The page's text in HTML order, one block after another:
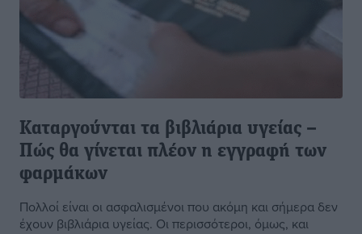
Καταργούνται τα βιβλιάρια υγείας –
Πώς θα γίνεται πλέον η εγγραφή των
φαρμάκων
Πολλοί είναι οι ασφαλισμένοι που ακόμη και σήμερα δεν
έχουν βιβλιάρια υγείας. Οι περισσότεροι, όμως, και